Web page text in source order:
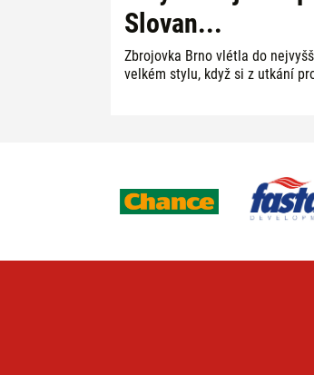
Slovan...
Zbrojovka Brno vlétla do
velkém stylu, když si z utkání